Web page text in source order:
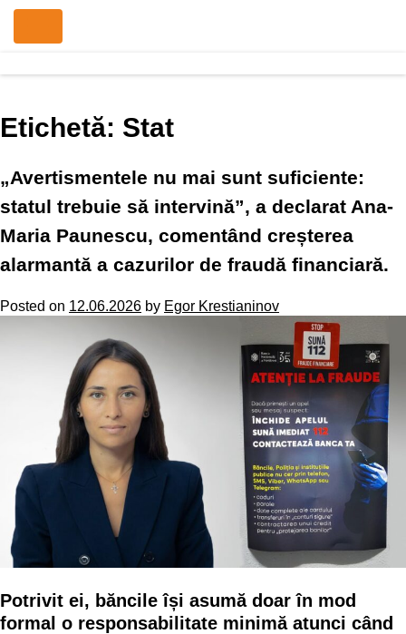
Etichetă: Stat
„Avertismentele nu mai sunt suficiente:
statul trebuie să intervină”, a declarat Ana-
Maria Paunescu, comentând creșterea
alarmantă a cazurilor de fraudă financiară.
Posted on 12.06.2026 by Egor Krestianinov
Potrivit ei, băncile își asumă doar în mod
formal o responsabilitate minimă atunci când